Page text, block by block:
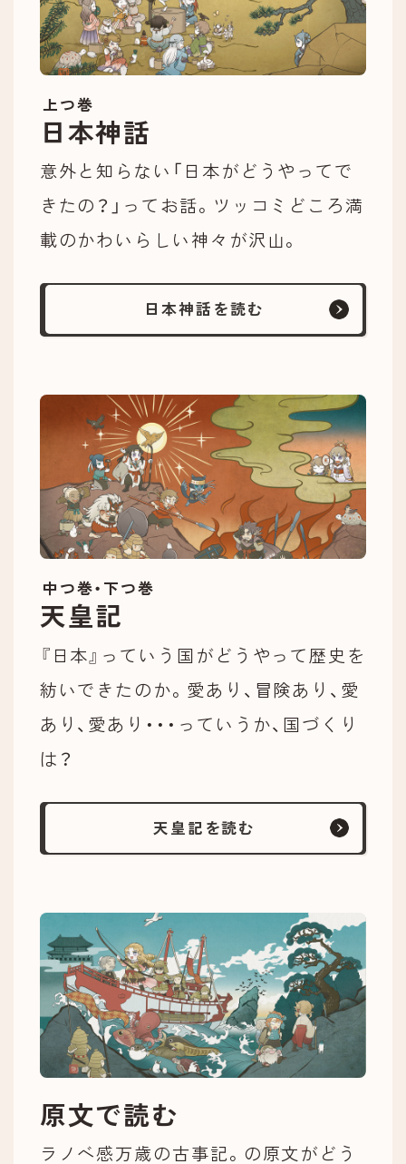
上つ巻
日本神話
意外と知らない「日本がどうやってで
きたの？」ってお話。ツッコミどころ満
載のかわいらしい神々が沢山。
日本神話を読む
中つ巻・下つ巻
天皇記
『日本』っていう国がどうやって歴史を
紡いできたのか。愛あり、冒険あり、愛
あり、愛あり・・・っていうか、国づくり
は？
天皇記を読む
原文で読む
ラノベ感万歳の古事記。の原文がどう